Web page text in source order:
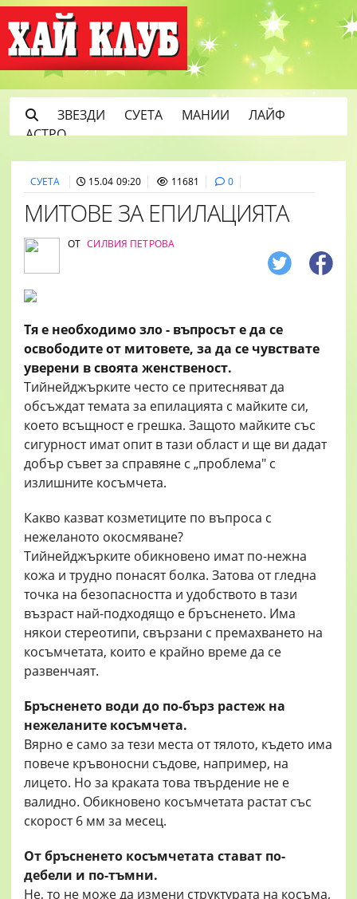
ЗВЕЗДИ СУЕТА МАНИИ
ЛАЙФ
АСТРО
СУЕТА 15.04 09:20 11681 0
МИТОВЕ ЗА ЕПИЛАЦИЯТА
ОТ СИЛВИЯ ПЕТРОВА
Тя е необходимо зло - въпросът е да се
освободите от митовете, за да се чувствате
уверени в своята женственост.
Тийнейджърките често се притесняват да
обсъждат темата за епилацията с майките си,
което всъщност е грешка. Защото майките със
сигурност имат опит в тази област и ще ви дадат
добър съвет за справяне с „проблема" с
излишните косъмчета.
Какво казват козметиците по въпроса с
нежеланото окосмяване?
Тийнейджърките обикновено имат по-нежна
кожа и трудно понасят болка. Затова от гледна
точка на безопасността и удобството в тази
възраст най-подходящо е бръсненето. Има
някои стереотипи, свързани с премахването на
косъмчетата, които е крайно време да се
развенчаят.
Бръсненето води до по-бърз растеж на
нежеланите косъмчета.
Вярно е само за тези места от тялото, където има
повече кръвоносни съдове, например, на
лицето. Но за краката това твърдение не е
валидно. Обикновено косъмчетата растат със
скорост 6 мм за месец.
От бръсненето косъмчетата стават по-
дебели и по-тъмни.
Не, то не може да измени структурата на косъма,